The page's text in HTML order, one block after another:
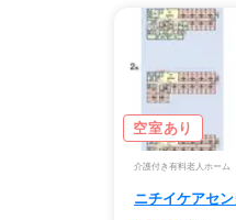
0120-579-
受付時間：10：00～
・全国10000件の介護施
幅広い選択肢の中から
ことができます。
・こだわりの条件や医
ケアスル 介護では詳細な
こちら
◎ケアスル 介護の3つの
・経験豊富な入居相談
受付時間：10：00～
空室あり
介護付き有料老人ホーム
ニチイケアセ